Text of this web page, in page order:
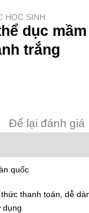
HỌC SINH
dục
trắng
Để lại đánh giá
quốc
thanh toán, dễ
dụng